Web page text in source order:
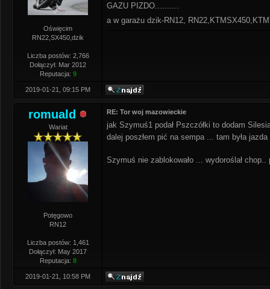
Oświęcim
RN22,SX450,dzik
Liczba postów: 2,766
Dołączył: Mar 2012
Reputacja: 9
GAZU PIZDO..........
a w garażu dzik-RN12,
2019-01-21, 09:15 PM
romuald
Wariat
Potęgowo
RN12
Liczba postów: 1,461
Dołączył: May 2017
Reputacja: 8
RE: Tor woj mazowieckie
jak Szymuś1 podał Pszczółki to dodam
dalej poszłem pić na sempa ... tam była
Szymuś nie zablokowało ... wydoroślał
2019-01-21, 10:58 PM